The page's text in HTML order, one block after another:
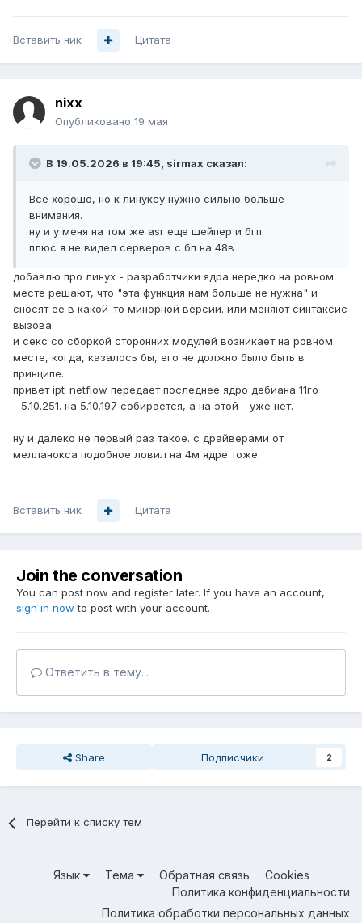
Вставить ник Цитата
nixx
Опубликовано 19 мая
В 19.05.2026 в 19:45, sirmax сказал:
Все хорошо, но к линуксу нужно сильно больше
внимания.
ну и у меня на том же asr еще шейпер и бгп.
плюс я не видел серверов с бп на 48в
добавлю про линух - разработчики ядра нередко на ровном
месте решают, что "эта функция нам больше не нужна" и
сносят ее в какой-то минорной версии. или меняют синтаксис
вызова.
и секс со сборкой сторонних модулей возникает на ровном
месте, когда, казалось бы, его не должно было быть в
принципе.
привет ipt_netflow передает последнее ядро дебиана 11го
- 5.10.251. на 5.10.197 собирается, а на этой - уже нет.
ну и далеко не первый раз такое. с драйверами от
мелланокса подобное ловил на 4м ядре тоже.
Вставить ник Цитата
Join the conversation
You can post now and register later. If you have an account,
sign in now to post with your account.
Ответить в тему...
Share Подписчики 2
Перейти к списку тем
Язык Тема Обратная связь
Cookies
Политика конфиденциальности
Политика обработки персональных данных